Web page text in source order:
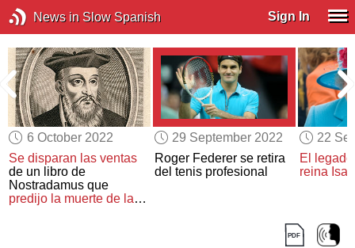
News in Slow Spanish Sign In
6 October 2022
Se disparan las ventas
de un libro de
Nostradamus que
predijo la muerte de la
29 September 2022
Roger Federer se retira
del tenis profesional
22
El
reina